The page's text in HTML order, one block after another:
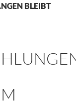
BLEIBT